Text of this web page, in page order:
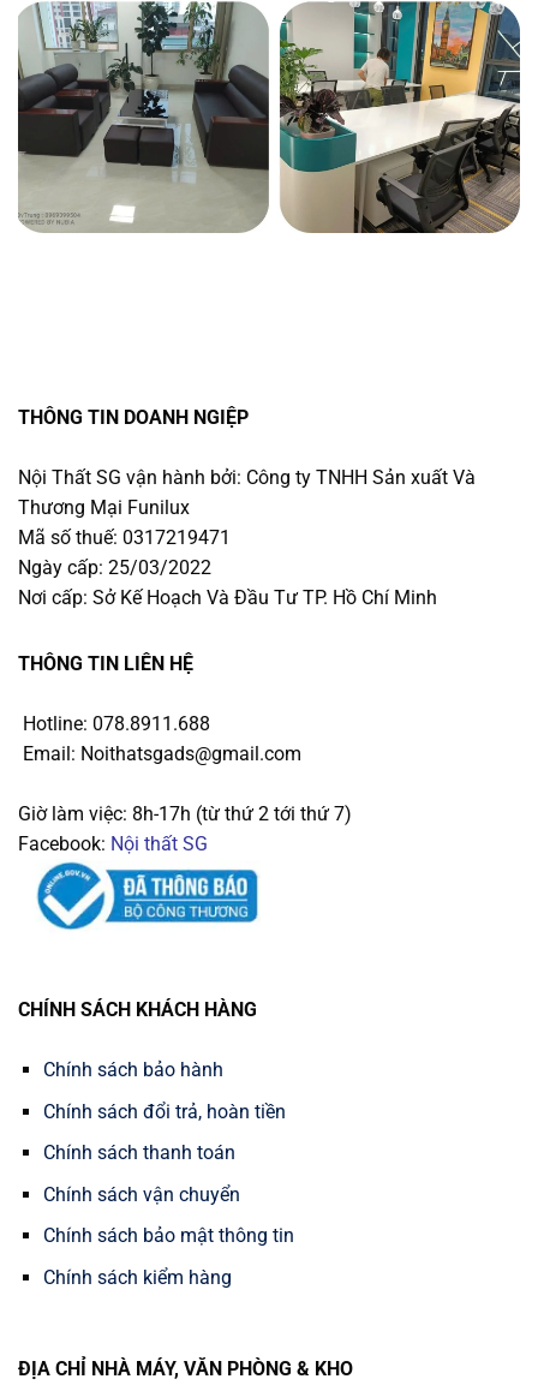
THÔNG TIN DOANH NGIỆP
Nội Thất SG vận hành bởi: Công ty TNHH Sản xuất Và
Thương Mại Funilux
Mã số thuế: 0317219471
Ngày cấp: 25/03/2022
Nơi cấp: Sở Kế Hoạch Và Đầu Tư TP. Hồ Chí Minh
THÔNG TIN LIÊN HỆ
Hotline: 078.8911.688
Email: Noithatsgads@gmail.com
Giờ làm việc: 8h-17h (từ thứ 2 tới thứ 7)
Facebook: Nội thất SG
CHÍNH SÁCH KHÁCH HÀNG
Chính sách bảo hành
Chính sách đổi trả, hoàn tiền
Chính sách thanh toán
Chính sách vận chuyển
Chính sách bảo mật thông tin
Chính sách kiểm hàng
ĐỊA CHỈ NHÀ MÁY, VĂN PHÒNG & KHO